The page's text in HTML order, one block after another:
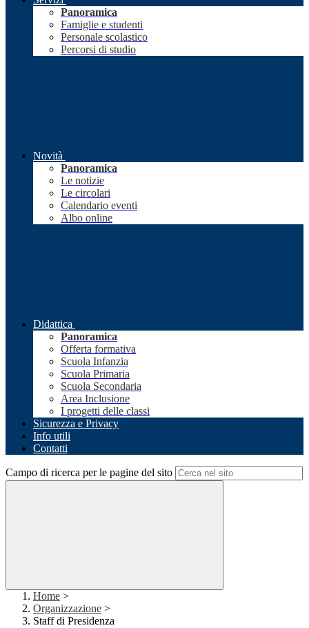
Panoramica
Famiglie e studenti
Personale scolastico
Percorsi di studio
Novità
Panoramica
Le notizie
Le circolari
Calendario eventi
Albo online
Didattica
Panoramica
Offerta formativa
Scuola Infanzia
Scuola Primaria
Scuola Secondaria
Area Inclusione
I progetti delle classi
Sicurezza e Privacy
Info utili
Contatti
Campo di ricerca per le pagine del sito
Home >
Organizzazione >
Staff di Presidenza